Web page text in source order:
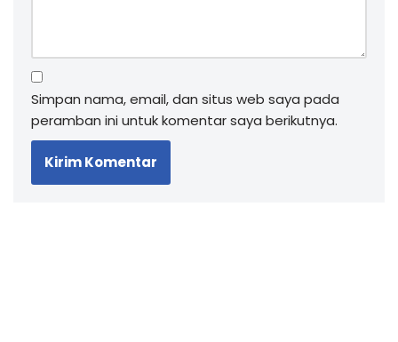
Simpan nama, email, dan situs web saya pada
peramban ini untuk komentar saya berikutnya.